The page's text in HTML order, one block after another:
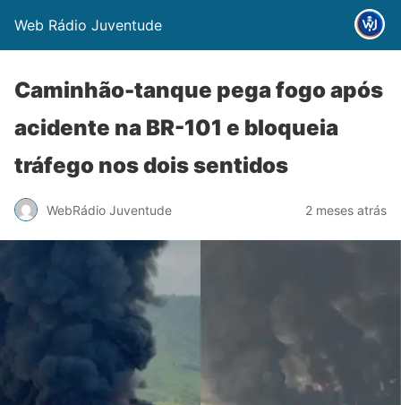
Web Rádio Juventude
Caminhão-tanque pega fogo após
acidente na BR-101 e bloqueia
tráfego nos dois sentidos
WebRádio Juventude 2 meses atrás